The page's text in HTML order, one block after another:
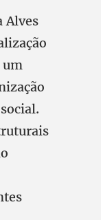
Alves
um